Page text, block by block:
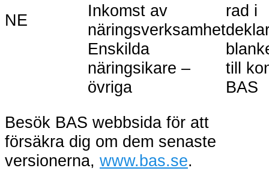
NE
Inkomst av
näringsverksamhet
rad i
till
BAS
Enskilda
näringsikare –
övriga
Besök BAS webbsida för att
försäkra dig om dem senaste
versionerna, www.bas.se.